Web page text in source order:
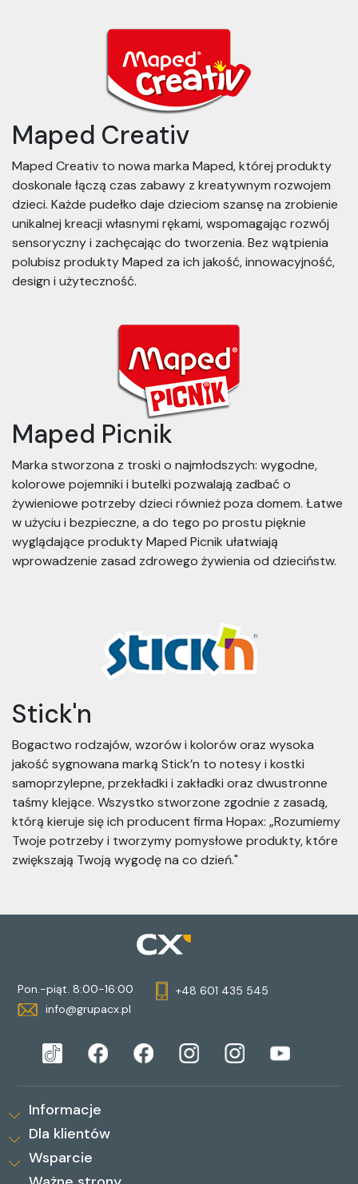
Maped Creativ
Maped Creativ to nowa marka Maped, której produkty
doskonale łączą czas zabawy z kreatywnym rozwojem
dzieci. Każde pudełko daje dzieciom szansę na zrobienie
unikalnej kreacji własnymi rękami, wspomagając rozwój
sensoryczny i zachęcając do tworzenia. Bez wątpienia
polubisz produkty Maped za ich jakość, innowacyjność,
design i użyteczność.
Maped Picnik
Marka stworzona z troski o najmłodszych: wygodne,
kolorowe pojemniki i butelki pozwalają zadbać o
żywieniowe potrzeby dzieci również poza domem. Łatwe
w użyciu i bezpieczne, a do tego po prostu pięknie
wyglądające produkty Maped Picnik ułatwiają
wprowadzenie zasad zdrowego żywienia od dzieciństw.
Stick'n
Bogactwo rodzajów, wzorów i kolorów oraz wysoka
jakość sygnowana marką Stick’n to notesy i kostki
samoprzylepne, przekładki i zakładki oraz dwustronne
taśmy klejące. Wszystko stworzone zgodnie z zasadą,
którą kieruje się ich producent firma Hopax: „Rozumiemy
Twoje potrzeby i tworzymy pomysłowe produkty, które
zwiększają Twoją wygodę na co dzień."
Pon.-piąt. 8:00-16:00
+48 601 435 545
info@grupacx.pl
Informacje
Dla klientów
Wsparcie